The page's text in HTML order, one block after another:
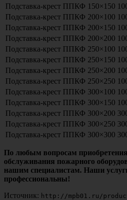
Подставка-крест ППКФ 150×150
Подставка-крест ППКФ 200×100
Подставка-крест ППКФ 200×150
Подставка-крест ППКФ 200×200
Подставка-крест ППКФ 250×100
Подставка-крест ППКФ 250×150
Подставка-крест ППКФ 250×200
Подставка-крест ППКФ 250×250
Подставка-крест ППКФ 300×100
Подставка-крест ППКФ 300×150
Подставка-крест ППКФ 300×200
Подставка-крест ППКФ 300×250
Подставка-крест ППКФ 300×300
По любым вопросам
обслуживания пожарного
нашим специалистам. Наши
профессиональны!
Источник: http://mpb01.ru/